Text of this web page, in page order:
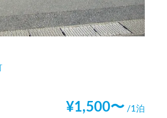
¥1,500〜 /1泊